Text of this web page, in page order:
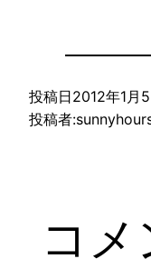
投稿日2012年1月
投稿者:
コメ